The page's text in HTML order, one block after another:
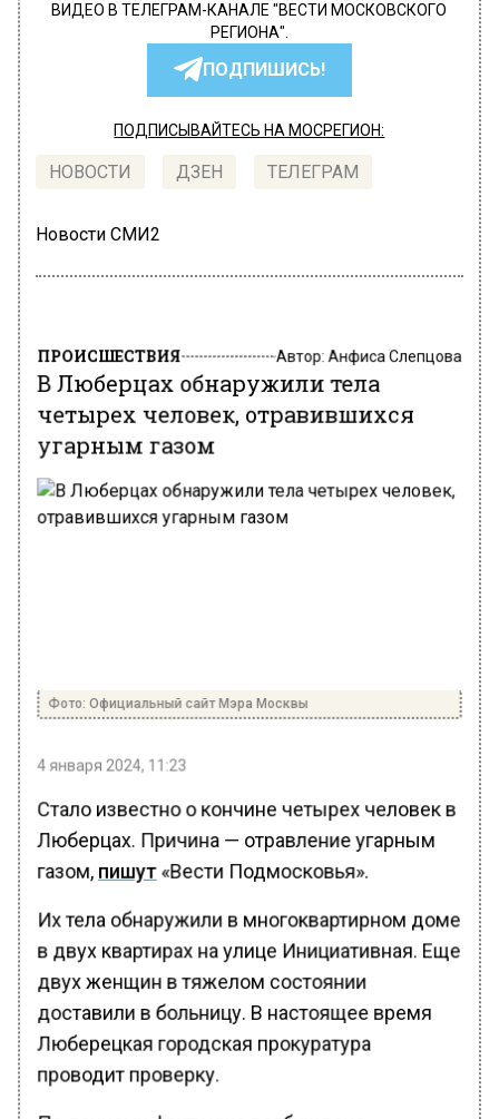
ВИДЕО В ТЕЛЕГРАМ-КАНАЛЕ "ВЕСТИ МОСКОВСКОГО
РЕГИОНА".
ПОДПИШИСЬ!
ПОДПИСЫВАЙТЕСЬ НА МОСРЕГИОН:
НОВОСТИ ДЗЕН ТЕЛЕГРАМ
Новости СМИ2
ПРОИСШЕСТВИЯ Автор: Анфиса Слепцова
В Люберцах обнаружили тела
четырех человек, отравившихся
угарным газом
Фото: Официальный сайт Мэра Москвы
4 января 2024, 11:23
Стало известно о кончине четырех человек в
Люберцах. Причина — отравление угарным
газом, пишут«Вести Подмосковья».
Их тела обнаружили в многоквартирном доме
в двух квартирах на улице Инициативная. Еще
двух женщин в тяжелом состоянии
доставили в больницу. В настоящее время
Люберецкая городская прокуратура
проводит проверку.